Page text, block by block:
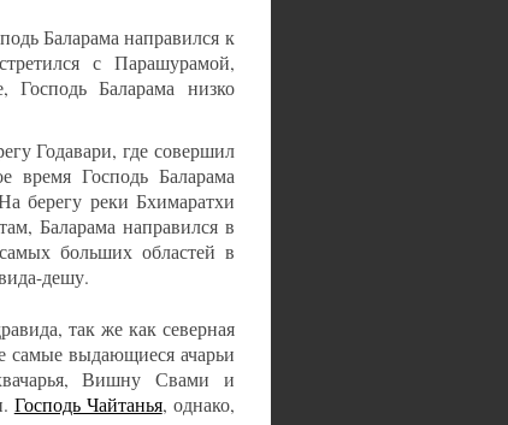
Баларама направился к
с Парашурамой,
Баларама низко
Годавари, где совершил
время Господь Баларама
берегу реки Бхимаратхи
Баларама направился в
больших областей в
дешу.
так же как северная
самые выдающиеся ачарьи
Вишну Свами и
Господь Чайтанья, однако,